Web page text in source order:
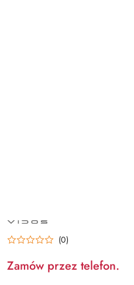
NAZWA
PRODUCENTA:
VIDOS
(0)
Zamów przez telefon.